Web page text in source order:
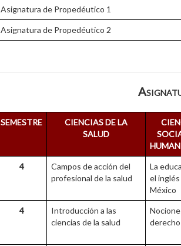
Asignatura de Propedéutico 1
Asignatura de Propedéutico 2
SEMESTRE
CIENCIAS DE LA
SALUD
4
Campos de acción del
profesional de la salud
La
el inglés
México
4
Introducción a las
ciencias de la salud
derecho